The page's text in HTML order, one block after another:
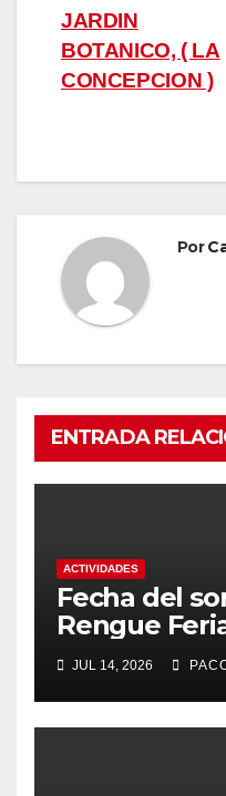
de
entradas
JARDIN
BOTANICO, ( LA
CONCEPCION )
Por
ENTRADA
ACTIVIDADES
Fecha del
Rengue
2026
JUL 14, 2026